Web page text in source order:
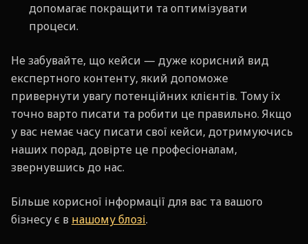
допомагає покращити та оптимізувати
процеси.
Не забувайте, що кейси — дуже корисний вид
експертного контенту, який допоможе
привернути увагу потенційних клієнтів. Тому їх
точно варто писати та робити це правильно. Якщо
у вас немає часу писати свої кейси, дотримуючись
наших порад, довірте це професіоналам,
звернувшись до нас.
Більше корисної інформації для вас та вашого
бізнесу є в нашому блозі.